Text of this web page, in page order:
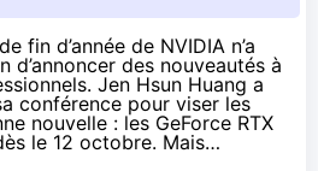
fin d’année de NVIDIA n’a
d’annoncer des nouveautés à
Jen Hsun Huang a
conférence pour viser les
nouvelle : les GeForce RTX
le 12 octobre. Mais…